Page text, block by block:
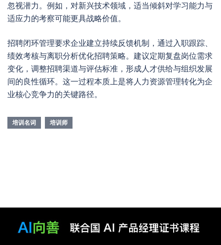
忽视潜力。例如，对新兴技术领域，适当倾斜对学习能力与
适应力的考察可能更具战略价值。
招聘闭环管理要求企业建立持续反馈机制，通过入职跟踪、
绩效考核与离职分析优化招聘策略。建议定期复盘岗位需求
变化，调整招聘渠道与评估标准，形成人才供给与组织发展
间的良性循环。这一过程本质上是将人力资源管理转化为企
业核心竞争力的关键路径。
培训名词 培训师